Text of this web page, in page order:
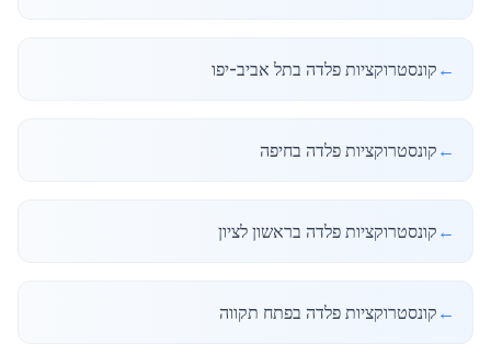
← קונסטרוקציות פלדה בתל אביב-יפו
← קונסטרוקציות פלדה בחיפה
← קונסטרוקציות פלדה בראשון לציון
← קונסטרוקציות פלדה בפתח תקווה